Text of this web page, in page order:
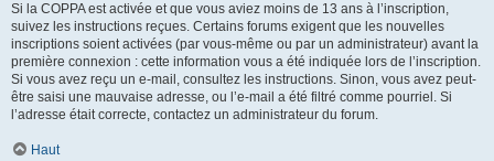
Si la COPPA est activée et que vous aviez moins de 13 ans à l’inscription,
suivez les instructions reçues. Certains forums exigent que les nouvelles
inscriptions soient activées (par vous-même ou par un administrateur) avant la
première connexion : cette information vous a été indiquée lors de l’inscription.
Si vous avez reçu un e-mail, consultez les instructions. Sinon, vous avez peut-
être saisi une mauvaise adresse, ou l’e-mail a été filtré comme pourriel. Si
l’adresse était correcte, contactez un administrateur du forum.
Haut